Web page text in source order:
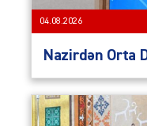
04.08.2026
Nazirdən Orta